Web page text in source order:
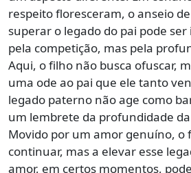
respeito floresceram, o anseio
superar o legado do pai pode
pela competição, mas pela
Aqui, o filho não busca ofuscar,
uma ode ao pai que ele tanto
legado paterno não age como
um lembrete da profundidade
Movido por um amor genuíno, o
continuar, mas a elevar esse
amor, em certos momentos,